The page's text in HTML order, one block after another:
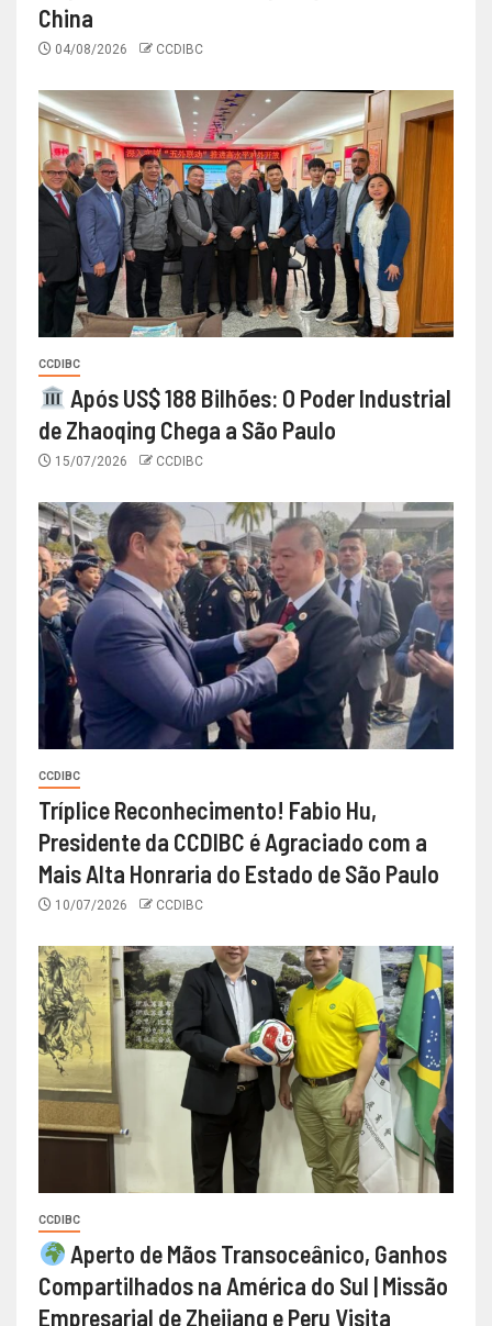
China
04/08/2026 CCDIBC
CCDIBC
Após US$ 188 Bilhões: O Poder Industrial
de Zhaoqing Chega a São Paulo
15/07/2026 CCDIBC
CCDIBC
Tríplice Reconhecimento! Fabio Hu,
Presidente da CCDIBC é Agraciado com a
Mais Alta Honraria do Estado de São Paulo
10/07/2026 CCDIBC
CCDIBC
Aperto de Mãos Transoceânico, Ganhos
Compartilhados na América do Sul | Missão
Empresarial de Zhejiang e Peru Visita